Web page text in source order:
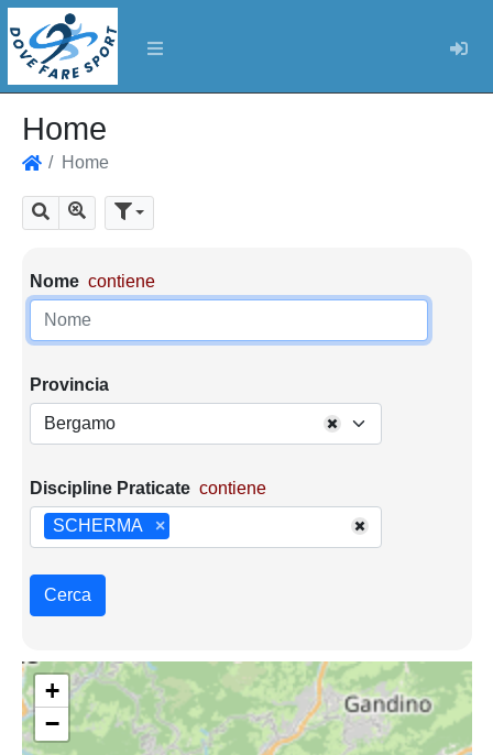
Home
Home
Cerca Mostra tutti i risultati
Parametri di ricerca
Nome contiene
Provincia
Bergamo
Discipline Praticate contiene
×
SCHERMA
Cerca
+
−